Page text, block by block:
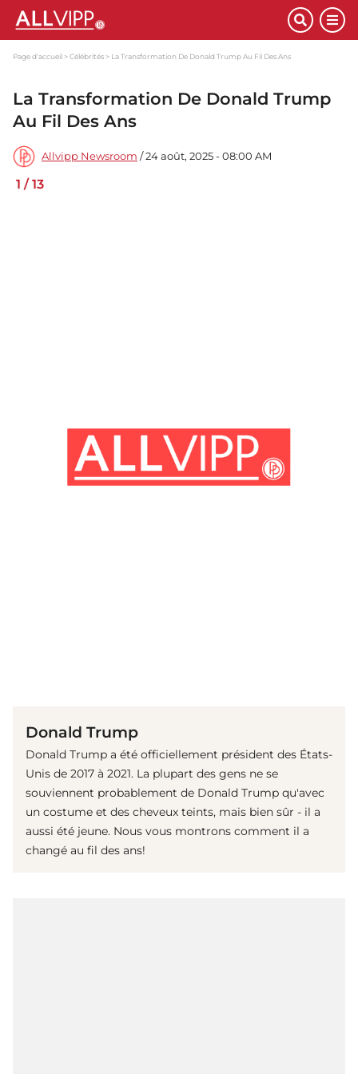
Page d'accueil Célébrités La Transformation De Donald Trump Au Fil Des Ans
La Transformation De Donald Trump
Au Fil Des Ans
Allvipp Newsroom / 24 août, 2025 - 08:00 AM
1 /13
Donald Trump
Donald Trump a été officiellement président des États-
Unis de 2017 à 2021. La plupart des gens ne se
souviennent probablement de Donald Trump qu'avec
un costume et des cheveux teints, mais bien sûr - il a
aussi été jeune. Nous vous montrons comment il a
changé au fil des ans!